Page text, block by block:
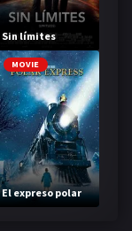
Sin límites
MOVIE
El expreso polar